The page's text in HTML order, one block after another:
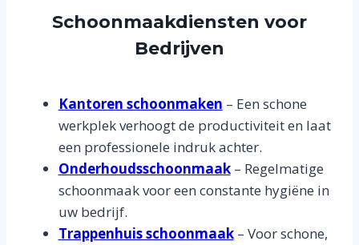
Schoonmaakdiensten voor
Bedrijven
Kantoren schoonmaken – Een schone
werkplek verhoogt de productiviteit en laat
een professionele indruk achter.
Onderhoudsschoonmaak– Regelmatige
schoonmaak voor een constante hygiëne in
uw bedrijf.
Trappenhuis schoonmaak– Voor schone,